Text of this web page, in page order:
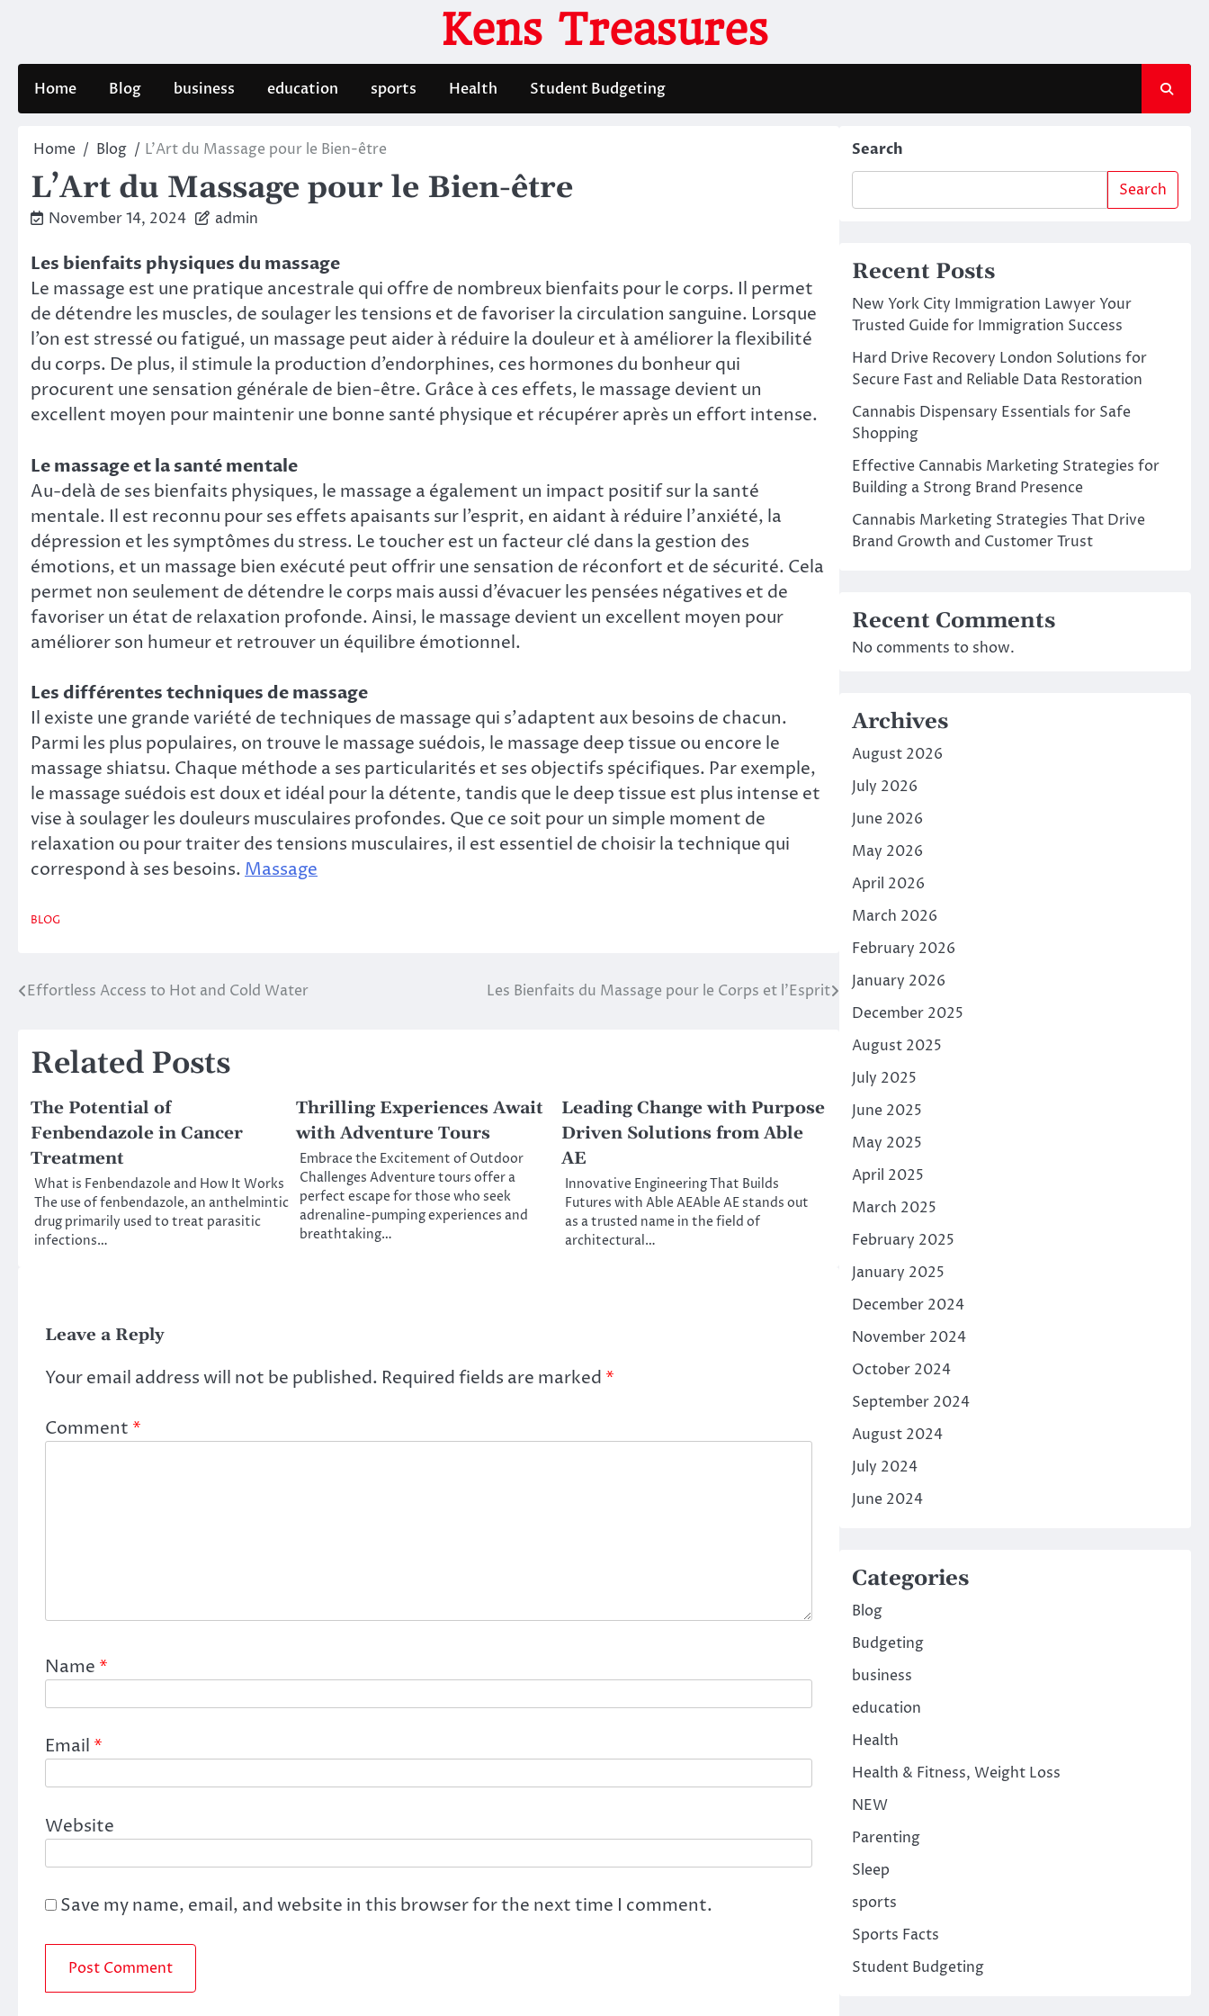
Kens Treasures
Home Blog business education sports Health Student Budgeting
Home Blog L’Art du Massage pour le Bien-être
L’Art du Massage pour le Bien-être
November 14, 2024 admin
Les bienfaits physiques du massage
Le massage est une pratique ancestrale qui offre de nombreux bienfaits pour le corps. Il permet
de détendre les muscles, de soulager les tensions et de favoriser la circulation sanguine. Lorsque
l’on est stressé ou fatigué, un massage peut aider à réduire la douleur et à améliorer la flexibilité
du corps. De plus, il stimule la production d’endorphines, ces hormones du bonheur qui
procurent une sensation générale de bien-être. Grâce à ces effets, le massage devient un
excellent moyen pour maintenir une bonne santé physique et récupérer après un effort intense.
Le massage et la santé mentale
Au-delà de ses bienfaits physiques, le massage a également un impact positif sur la santé
mentale. Il est reconnu pour ses effets apaisants sur l’esprit, en aidant à réduire l’anxiété, la
dépression et les symptômes du stress. Le toucher est un facteur clé dans la gestion des
émotions, et un massage bien exécuté peut offrir une sensation de réconfort et de sécurité. Cela
permet non seulement de détendre le corps mais aussi d’évacuer les pensées négatives et de
favoriser un état de relaxation profonde. Ainsi, le massage devient un excellent moyen pour
améliorer son humeur et retrouver un équilibre émotionnel.
Les différentes techniques de massage
Il existe une grande variété de techniques de massage qui s’adaptent aux besoins de chacun.
Parmi les plus populaires, on trouve le massage suédois, le massage deep tissue ou encore le
massage shiatsu. Chaque méthode a ses particularités et ses objectifs spécifiques. Par exemple,
le massage suédois est doux et idéal pour la détente, tandis que le deep tissue est plus intense et
vise à soulager les douleurs musculaires profondes. Que ce soit pour un simple moment de
relaxation ou pour traiter des tensions musculaires, il est essentiel de choisir la technique qui
correspond à ses besoins. Massage
BLOG
Post
Effortless Access to Hot and Cold Water Les Bienfaits du Massage pour le Corps et l’Esprit
Related Posts
The Potential of
Fenbendazole in Cancer
Treatment
What is Fenbendazole and How It Works
The use of fenbendazole, an anthelmintic
drug primarily used to treat parasitic
infections…
Thrilling Experiences Await
with Adventure Tours
Embrace the Excitement of Outdoor
Challenges Adventure tours offer a
perfect escape for those who seek
adrenaline-pumping experiences and
breathtaking…
Leading Change with Purpose
Driven Solutions from Able
AE
Innovative Engineering That Builds
Futures with Able AEAble AE stands out
as a trusted name in the field of
architectural…
Leave a Reply
Your email address will not be published. Required fields are marked *
Comment *
Name *
Email *
Website
Save my name, email, and website in this browser for the next time I comment.
Search
Search
Recent Posts
New York City Immigration Lawyer Your
Trusted Guide for Immigration Success
Hard Drive Recovery London Solutions for
Secure Fast and Reliable Data Restoration
Cannabis Dispensary Essentials for Safe
Shopping
Effective Cannabis Marketing Strategies for
Building a Strong Brand Presence
Cannabis Marketing Strategies That Drive
Brand Growth and Customer Trust
Recent Comments
No comments to show.
Archives
August 2026
July 2026
June 2026
May 2026
April 2026
March 2026
February 2026
January 2026
December 2025
August 2025
July 2025
June 2025
May 2025
April 2025
March 2025
February 2025
January 2025
December 2024
November 2024
October 2024
September 2024
August 2024
July 2024
June 2024
Categories
Blog
Budgeting
business
education
Health
Health & Fitness, Weight Loss
NEW
Parenting
Sleep
sports
Sports Facts
Student Budgeting